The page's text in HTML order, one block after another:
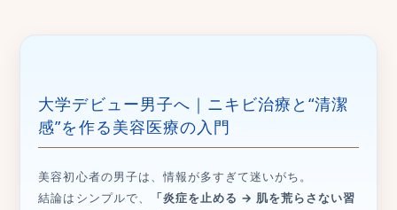
大学デビュー男子へ｜ニキビ治療と“清潔
感”を作る美容医療の入門
美容初心者の男子は、情報が多すぎて迷いがち。
結論はシンプルで、
「炎症を止める → 肌を荒らさない習